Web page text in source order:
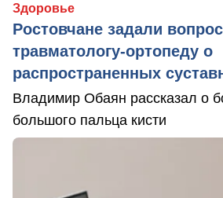
Здоровье
Ростовчане задали
травматологу-ортопеду о
распространенных
Владимир Обаян рассказал о
большого пальца кисти